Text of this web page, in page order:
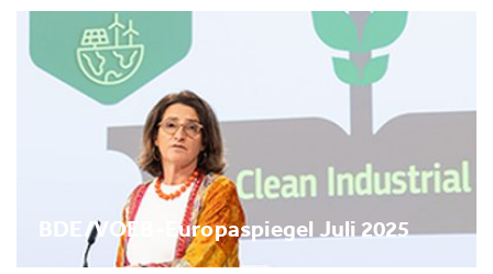
BDE/VOEB-Europaspiegel Juli 2025